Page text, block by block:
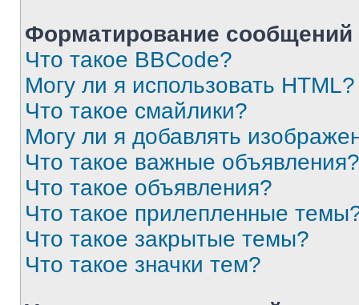
Форматирование
Что такое BBCode?
Могу ли я использовать HTML?
Что такое смайлики?
Могу ли я добавлять
Что такое важные объявления?
Что такое объявления?
Что такое прилепленные
Что такое закрытые темы?
Что такое значки тем?